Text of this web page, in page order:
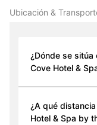
Ubicación &
¿Dónde se
Cove Hotel &
¿A qué
Hotel & Spa by